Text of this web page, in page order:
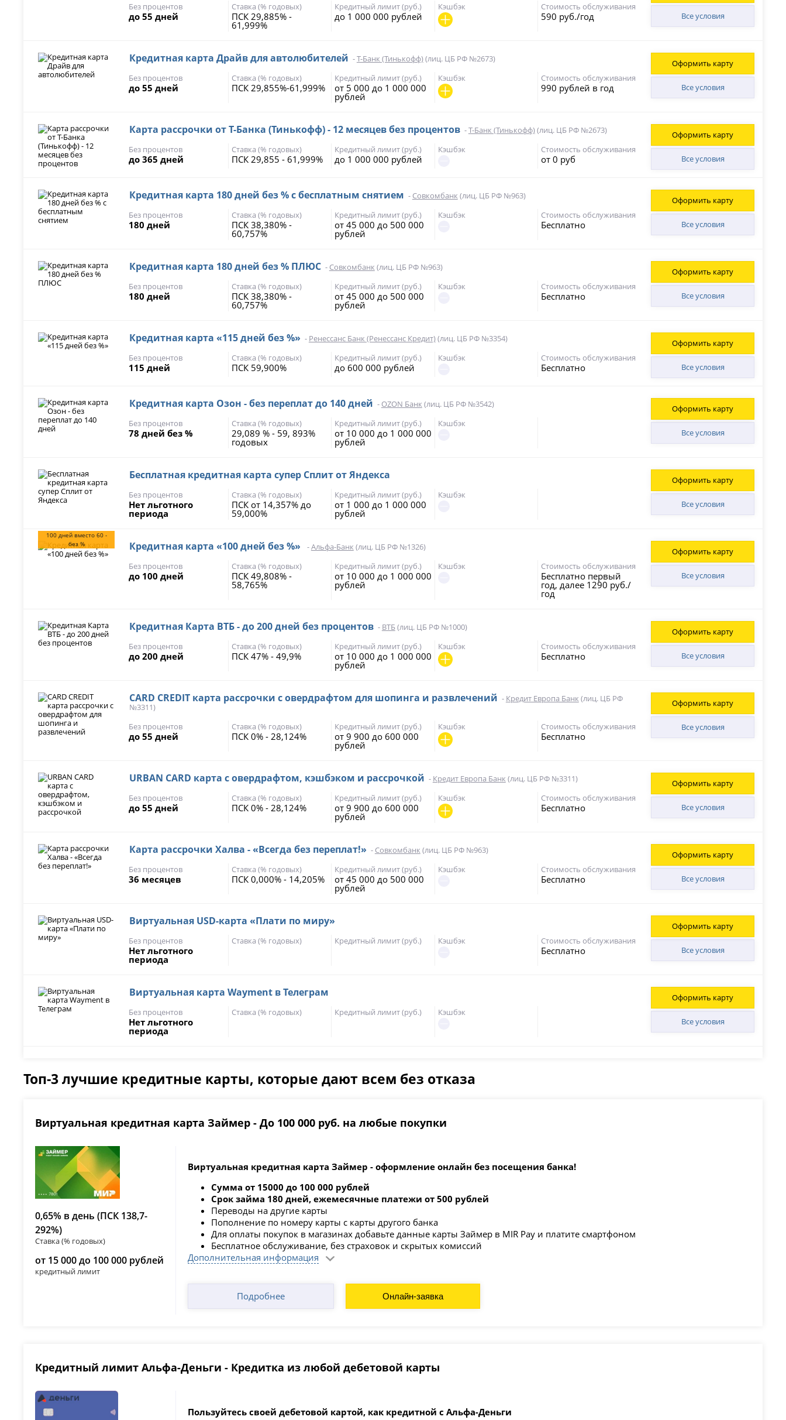
Без процентов
до 55 дней
Ставка (% годовых)
ПСК 29,885% -
61,999%
Кредитный лимит (руб.)
до 1 000 000 рублей
Кэшбэк Стоимость обслуживания
590 руб./год Все условия
Кредитная карта Драйв для автолюбителей -Т-Банк (Тинькофф)(лиц. ЦБ РФ №2673)
Без процентов
до 55 дней
Ставка (% годовых)
ПСК 29,855%-61,999%
Кредитный лимит (руб.)
от 5 000 до 1 000 000
рублей
Кэшбэк Стоимость обслуживания
990 рублей в год Все условия
Оформить карту
Карта рассрочки от Т-Банка (Тинькофф) - 12 месяцев без процентов -Т-Банк (Тинькофф)(лиц. ЦБ РФ №2673)
Без процентов
до 365 дней
Ставка (% годовых)
ПСК 29,855 - 61,999%
Кредитный лимит (руб.)
до 1 000 000 рублей
Кэшбэк Стоимость обслуживания
от 0 руб Все условия
Оформить карту
Кредитная карта 180 дней без % с бесплатным снятием - Совкомбанк (лиц. ЦБ РФ №963)
Без процентов
180 дней
Ставка (% годовых)
ПСК 38,380% -
60,757%
Кредитный лимит (руб.)
от 45 000 до 500 000
рублей
Кэшбэк Стоимость обслуживания
Бесплатно Все условия
Оформить карту
Кредитная карта 180 дней без % ПЛЮС - Совкомбанк (лиц. ЦБ РФ №963)
Без процентов
180 дней
Ставка (% годовых)
ПСК 38,380% -
60,757%
Кредитный лимит (руб.)
от 45 000 до 500 000
рублей
Кэшбэк Стоимость обслуживания
Бесплатно Все условия
Оформить карту
Кредитная карта «115 дней без %» - Ренессанс Банк (Ренессанс Кредит)(лиц. ЦБ РФ №3354)
Без процентов
115 дней
Ставка (% годовых)
ПСК 59,900%
Кредитный лимит (руб.)
до 600 000 рублей
Кэшбэк Стоимость обслуживания
Бесплатно Все условия
Оформить карту
Кредитная карта Озон - без переплат до 140 дней - OZON Банк (лиц. ЦБ РФ №3542)
Без процентов
78 дней без %
Ставка (% годовых)
29,089 % - 59, 893%
годовых
Кредитный лимит (руб.)
от 10 000 до 1 000 000
рублей
Кэшбэк
Все условия
Оформить карту
Бесплатная кредитная карта супер Сплит от Яндекса
Без процентов
Нет льготного
периода
Ставка (% годовых)
ПСК от 14,357% до
59,000%
Кредитный лимит (руб.)
от 1 000 до 1 000 000
рублей
Кэшбэк
Все условия
Оформить карту
100 дней вместо 60 -
без %
Кредитная карта «100 дней без %» -Альфа-Банк (лиц. ЦБ РФ №1326)
Без процентов
до 100 дней
Ставка (% годовых)
ПСК 49,808% -
58,765%
Кредитный лимит (руб.)
от 10 000 до 1 000 000
рублей
Кэшбэк Стоимость обслуживания
Бесплатно первый
год, далее 1290 руб./
год
Все условия
Оформить карту
Кредитная Карта ВТБ - до 200 дней без процентов - ВТБ(лиц. ЦБ РФ №1000)
Без процентов
до 200 дней
Ставка (% годовых)
ПСК 47% - 49,9%
Кредитный лимит (руб.)
от 10 000 до 1 000 000
рублей
Кэшбэк Стоимость обслуживания
Бесплатно Все условия
Оформить карту
CARD CREDIT карта рассрочки с овердрафтом для шопинга и развлечений - Кредит Европа Банк (лиц. ЦБ РФ
№3311)
Без процентов
до 55 дней
Ставка (% годовых)
ПСК 0% - 28,124%
Кредитный лимит (руб.)
от 9 900 до 600 000
рублей
Кэшбэк Стоимость обслуживания
Бесплатно
Все условия
Оформить карту
URBAN CARD карта с овердрафтом, кэшбэком и рассрочкой - Кредит Европа Банк (лиц. ЦБ РФ №3311)
Без процентов
до 55 дней
Ставка (% годовых)
ПСК 0% - 28,124%
Кредитный лимит (руб.)
от 9 900 до 600 000
рублей
Кэшбэк Стоимость обслуживания
Бесплатно Все условия
Оформить карту
Карта рассрочки Халва - «Всегда без переплат!» - Совкомбанк (лиц. ЦБ РФ №963)
Без процентов
36 месяцев
Ставка (% годовых)
ПСК 0,000% - 14,205%
Кредитный лимит (руб.)
от 45 000 до 500 000
рублей
Кэшбэк Стоимость обслуживания
Бесплатно Все условия
Оформить карту
Виртуальная USD-карта «Плати по миру»
Без процентов
Нет льготного
периода
Ставка (% годовых) Кредитный лимит (руб.) Кэшбэк Стоимость обслуживания
Бесплатно Все условия
Оформить карту
Виртуальная карта Wayment в Телеграм
Без процентов
Нет льготного
периода
Ставка (% годовых) Кредитный лимит (руб.)
Кэшбэк
Все условия
Оформить карту
Топ-3 лучшие кредитные карты, которые дают всем без отказа
Виртуальная кредитная карта Займер - До 100 000 руб. на любые покупки
0,65% в день (ПСК 138,7-
292%)
Ставка (% годовых)
от 15 000 до 100 000 рублей
кредитный лимит
Виртуальная кредитная карта Займер - оформление онлайн без посещения банка!
Сумма от 15000 до 100 000 рублей
Срок займа 180 дней, ежемесячные платежи от 500 рублей
Переводы на другие карты
Пополнение по номеру карты с карты другого банка
Для оплаты покупок в магазинах добавьте данные карты Займер в MIR Pay и платите смартфоном
Бесплатное обслуживание, без страховок и скрытых комиссий
Дополнительная информация
Онлайн-заявка
Подробнее
Кредитный лимит Альфа-Деньги - Кредитка из любой дебетовой карты
Пользуйтесь своей дебетовой картой, как кредитной с Альфа-Деньги